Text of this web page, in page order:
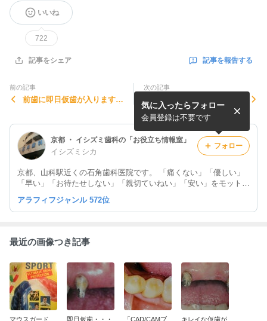
いいね
722
記事をシェア 記事を報告する
前の記事
前歯に即日仮歯が入ります
次の記事
日光が原因で口唇に出来た潰
瘍〈日光口唇炎〉
京都 ・ イシズミ歯科の「お役立ち情報室」
イシズミシカ
京都、山科駅近くの石角歯科医院です。 「痛くない」「優しい」
「早い」「お待たせしない」「親切ていねい」「安い」をモットー
気に入ったらフォロー
会員登録は不要です
フォロー
アラフィフジャンル 572位
最近の画像つき記事
マウスガード
即日仮歯・・・
「CAD/CAMブ
キレイな仮歯が